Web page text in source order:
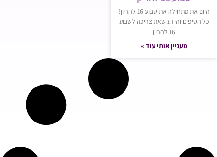
היום את מתחילה את שבוע 16 להריון!
כל הטיפים והידע שאת צריכה לשבוע
16 להריון
מעניין אותי עוד »